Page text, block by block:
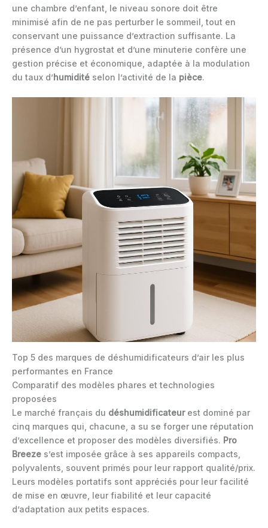
une chambre d’enfant, le niveau sonore doit être
minimisé afin de ne pas perturber le sommeil, tout en
conservant une puissance d’extraction suffisante. La
présence d’un hygrostat et d’une minuterie confère une
gestion précise et économique, adaptée à la modulation
du taux d’humidité selon l’activité de la pièce.
Top 5 des marques de déshumidificateurs d’air les plus
performantes en France
Comparatif des modèles phares et technologies
proposées
Le marché français du déshumidificateurest dominé par
cinq marques qui, chacune, a su se forger une réputation
d’excellence et proposer des modèles diversifiés. Pro
Breeze s’est imposée grâce à ses appareils compacts,
polyvalents, souvent primés pour leur rapport qualité/prix.
Leurs modèles portatifs sont appréciés pour leur facilité
de mise en œuvre, leur fiabilité et leur capacité
d’adaptation aux petits espaces.